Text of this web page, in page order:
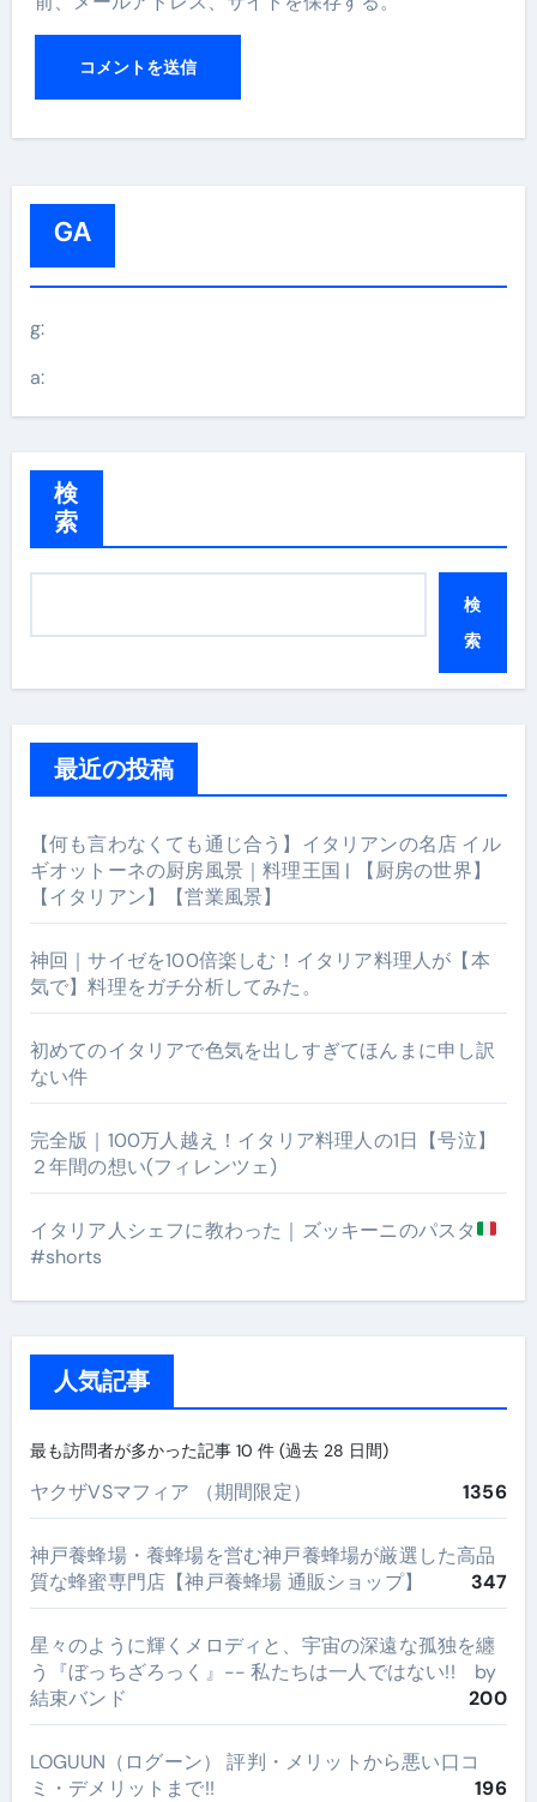
GA
g:
a:
検
索
検
索
最近の投稿
【何も言わなくても通じ合う】イタリアンの名店 イル
ギオットーネの厨房風景｜料理王国 | 【厨房の世界】
【イタリアン】【営業風景】
神回｜サイゼを100倍楽しむ！イタリア料理人が【本
気で】料理をガチ分析してみた。
初めてのイタリアで色気を出しすぎてほんまに申し訳
ない件
完全版｜100万人越え！イタリア料理人の1日【号泣】
２年間の想い(フィレンツェ)
イタリア人シェフに教わった｜ズッキーニのパスタ
#shorts
人気記事
最も訪問者が多かった記事 10 件 (過去 28 日間)
ヤクザVSマフィア （期間限定） 1356
神戸養蜂場・養蜂場を営む神戸養蜂場が厳選した高品
質な蜂蜜専門店【神戸養蜂場 通販ショップ】
347
星々のように輝くメロディと、宇宙の深遠な孤独を纏
う『ぼっちざろっく』-- 私たちは一人ではない!! by
結束バンド
200
LOGUUN（ログーン） 評判・メリットから悪い口コ
ミ・デメリットまで!!
196